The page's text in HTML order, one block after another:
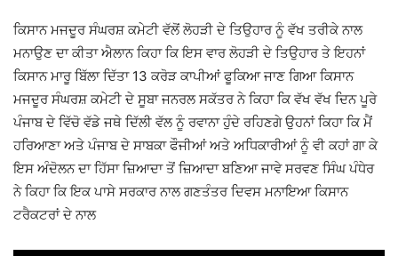
ਕਿਸਾਨ ਮਜਦੂਰ ਸੰਘਰਸ਼ ਕਮੇਟੀ ਵੱਲੋਂ ਲੋਹੜੀ ਦੇ ਤਿਉਹਾਰ ਨੂੰ ਵੱਖ ਤਰੀਕੇ ਨਾਲ
ਮਨਾਉਣ ਦਾ ਕੀਤਾ ਐਲਾਨ ਕਿਹਾ ਕਿ ਇਸ ਵਾਰ ਲੋਹੜੀ ਦੇ ਤਿਉਹਾਰ ਤੇ ਇਹਨਾਂ
ਕਿਸਾਨ ਮਾਰੂ ਬਿੱਲਾ ਦਿੱਤਾ 13 ਕਰੋੜ ਕਾਪੀਆਂ ਫੂਕਿਆ ਜਾਣ ਗਿਆ ਕਿਸਾਨ
ਮਜਦੂਰ ਸੰਘਰਸ਼ ਕਮੇਟੀ ਦੇ ਸੂਬਾ ਜਨਰਲ ਸਕੱਤਰ ਨੇ ਕਿਹਾ ਕਿ ਵੱਖ ਵੱਖ ਦਿਨ ਪੂਰੇ
ਪੰਜਾਬ ਦੇ ਵਿੱਚੋ ਵੱਡੇ ਜਥੇ ਦਿੱਲੀ ਵੱਲ ਨੂੰ ਰਵਾਨਾ ਹੁੰਦੇ ਰਹਿਣਗੇ ਉਹਨਾਂ ਕਿਹਾ ਕਿ ਮੈਂ
ਹਰਿਆਣਾ ਅਤੇ ਪੰਜਾਬ ਦੇ ਸਾਬਕਾ ਫੌਜੀਆਂ ਅਤੇ ਅਧਿਕਾਰੀਆਂ ਨੂੰ ਵੀ ਕਹਾਂ ਗਾ ਕੇ
ਇਸ ਅੰਦੋਲਨ ਦਾ ਹਿੱਸਾ ਜ਼ਿਆਦਾ ਤੋਂ ਜ਼ਿਆਦਾ ਬਣਿਆ ਜਾਵੇ ਸਰਵਣ ਸਿੰਘ ਪੰਧੇਰ
ਨੇ ਕਿਹਾ ਕਿ ਇਕ ਪਾਸੇ ਸਰਕਾਰ ਨਾਲ ਗਣਤੰਤਰ ਦਿਵਸ ਮਨਾਇਆ ਕਿਸਾਨ
ਟਰੈਕਟਰਾਂ ਦੇ ਨਾਲ